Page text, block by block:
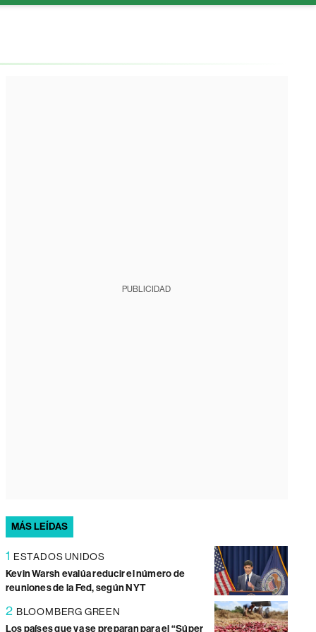
PUBLICIDAD
MÁS LEÍDAS
1 ESTADOS UNIDOS
Kevin Warsh evalúa reducir el número de
reuniones de la Fed, según NYT
2 BLOOMBERG GREEN
Los países que ya se preparan para el “Súper